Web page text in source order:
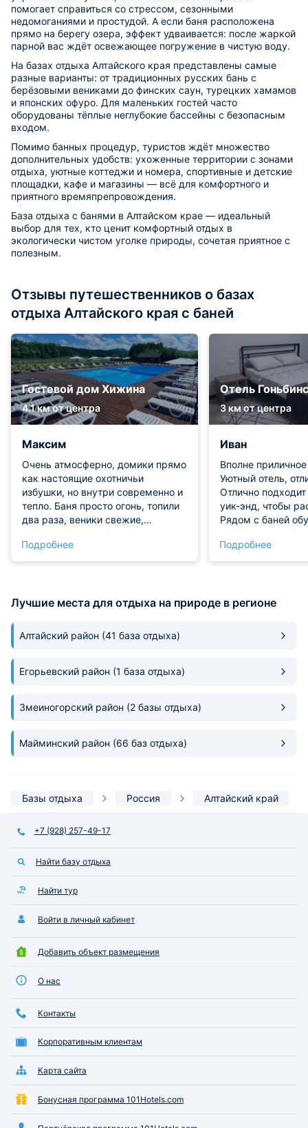
помогает справиться со стрессом, сезонными
недомоганиями и простудой. А если баня расположена
прямо на берегу озера, эффект удваивается: после жаркой
парной вас ждёт освежающее погружение в чистую воду.
На базах отдыха Алтайского края представлены самые
разные варианты: от традиционных русских бань с
берёзовыми вениками до финских саун, турецких хамамов
и японских офуро. Для маленьких гостей часто
оборудованы тёплые неглубокие бассейны с безопасным
входом.
Помимо банных процедур, туристов ждёт множество
дополнительных удобств: ухоженные территории с зонами
отдыха, уютные коттеджи и номера, спортивные и детские
площадки, кафе и магазины — всё для комфортного и
приятного времяпрепровождения.
База отдыха с банями в Алтайском крае — идеальный
выбор для тех, кто ценит комфортный отдых в
экологически чистом уголке природы, сочетая приятное с
полезным.
Отзывы путешественников о базах
отдыха Алтайского края с баней
Гостевой дом Хижина
4.1 км от центра
Максим
Очень атмосферно, домики прямо
как настоящие охотничьи
избушки, но внутри современно и
тепло. Баня просто огонь, топили
два раза, веники свежие,
путешественник, рассказал кучу
интересных мест, куда без него ни
смотрели на звезды – такого неба
Подробнее
Отель
3 км от центра
Иван
Вполне
Уютный отель,
Отлично
уик-энд, чтобы
Рядом с баней
Подробнее
Лучшие места для отдыха на природе в регионе
Алтайский район (41 база отдыха)
Егорьевский район (1 база отдыха)
Змеиногорский район (2 базы отдыха)
Майминский район (66 баз отдыха)
Базы отдыха Россия Алтайский край
+7 (928) 257-49-17
Найти базу отдыха
Найти тур
Войти в личный кабинет
Добавить объект размещения
О нас
Контакты
Корпоративным клиентам
Карта сайта
Бонусная программа 101Hotels.com